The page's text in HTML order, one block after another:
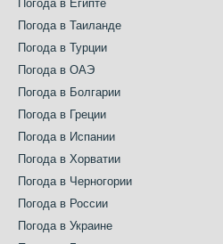
Погода в Египте
Погода в Таиланде
Погода в Турции
Погода в ОАЭ
Погода в Болгарии
Погода в Греции
Погода в Испании
Погода в Хорватии
Погода в Черногории
Погода в России
Погода в Украине